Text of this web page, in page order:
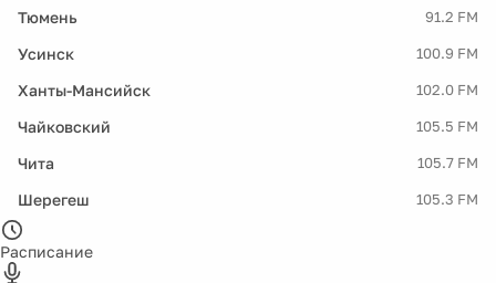
Тюмень 91.2 FM
Усинск 100.9 FM
Ханты-Мансийск 102.0 FM
Чайковский 105.5 FM
Чита 105.7 FM
Шерегеш 105.3 FM
Расписание